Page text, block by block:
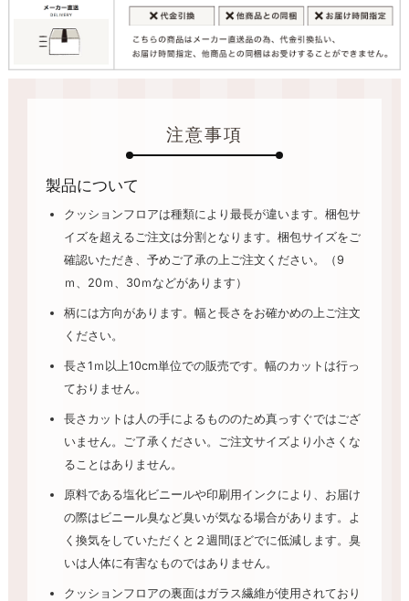
注意事項
製品について
クッションフロアは種類により最長が違います。梱包サ
イズを超えるご注文は分割となります。梱包サイズをご
確認いただき、予めご了承の上ご注文ください。（9
ｍ、20ｍ、30ｍなどがあります）
柄には方向があります。幅と長さをお確かめの上ご注文
ください。
長さ1ｍ以上10cm単位での販売です。幅のカットは行っ
ておりません。
長さカットは人の手によるもののため真っすぐではござ
いません。ご了承ください。ご注文サイズより小さくな
ることはありません。
原料である塩化ビニールや印刷用インクにより、お届け
の際はビニール臭など臭いが気なる場合があります。よ
く換気をしていただくと２週間ほどでに低減します。臭
いは人体に有害なものではありません。
クッションフロアの裏面はガラス繊維が使用されており